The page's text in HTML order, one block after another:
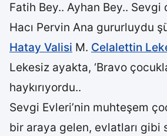
Fatih Bey.. Ayhan Bey.. Sevgi
Hacı Pervin Ana gururluydu
Hatay Valisi M. Celalettin
Lekesiz ayakta, ‘Bravo
haykırıyordu..
Sevgi Evleri’nin muhteşem
bir araya gelen, evlatları gibi